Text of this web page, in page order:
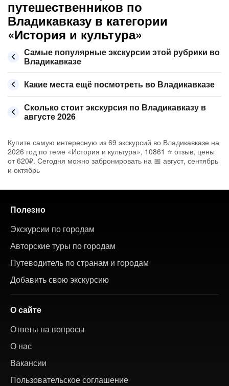
путешественников по
Владикавказу в категории
«История и культура»
Самые популярные экскурсии этой рубрики во
Владикавказе
Какие места ещё посмотреть во Владикавказе
Сколько стоит экскурсия по Владикавказу в
августе 2026
Купите самую интересную из 69 экскурсий во Владикавказе на
2026 год по теме «История и культура», 10861 ⭐ отзыв, цены
от 620₽. Сегодня можно забронировать на 📅 август, сентябрь
и октябрь
Полезно
Экскурсии по городам
Авторские туры по городам
Путеводитель по странам и городам
Добавить свою экскурсию
О сайте
Ответы на вопросы
О нас
Вакансии
Пользовательское соглашение